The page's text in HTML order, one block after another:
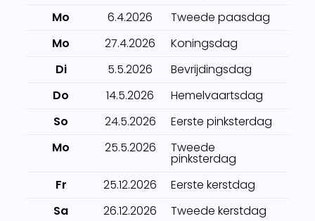
Mo
6.4.2026
Tweede paasdag
Mo
27.4.2026
Koningsdag
Di
5.5.2026
Bevrijdingsdag
Do
14.5.2026
Hemelvaartsdag
So
24.5.2026
Eerste pinksterdag
Mo
25.5.2026 Tweede
pinksterdag
Fr
25.12.2026
Eerste kerstdag
Sa
26.12.2026 Tweede kerstdag